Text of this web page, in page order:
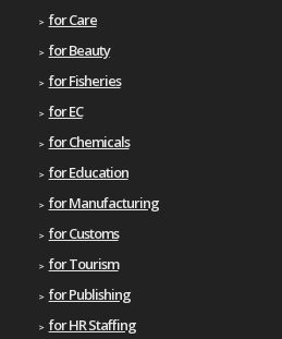
for Care
for Beauty
for Fisheries
for EC
for Chemicals
for Education
for Manufacturing
for Customs
for Tourism
for Publishing
for HR Staffing